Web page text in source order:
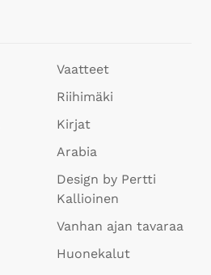
Vaatteet
Riihimäki
Kirjat
Arabia
Design by Pertti
Kallioinen
Vanhan ajan tavaraa
Huonekalut